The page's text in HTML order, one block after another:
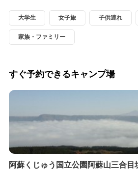
大学生 女子旅 子供連れ
家族・ファミリー
すぐ予約できるキャンプ場
阿蘇くじゅう国立公園阿蘇山三合目